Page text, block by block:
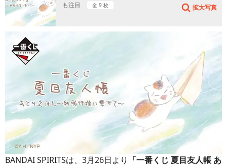
も注目
全 9 枚 拡大写真
BANDAI SPIRITSは、3月26日より 「一番くじ 夏目友人帳 あ